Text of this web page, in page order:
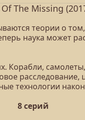
The Missing
теории о
наука может
Корабли,
расследование,
технологии
8 серий